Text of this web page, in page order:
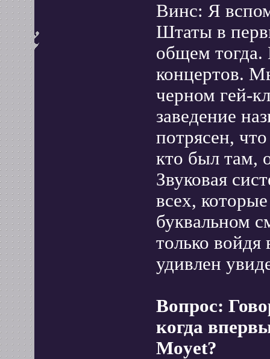
Винс: Я
Штаты в
общем тогда.
концертов.
черном гей-
заведение
потрясен,
кто был там,
Звуковая
всех,
буквальном
только
удивлен
Вопрос:
когда
Moyet?